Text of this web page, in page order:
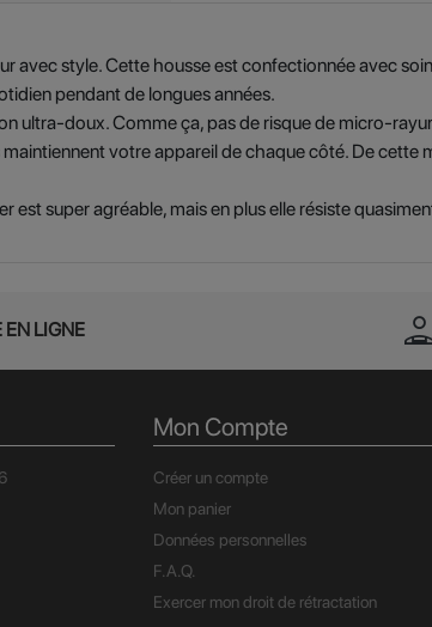
avec style. Cette housse est confectionnée avec
pendant de longues années.
ultra-doux. Comme ça, pas de risque de micro-
votre appareil de chaque côté. De
est super agréable, mais en plus elle résiste
EN LIGNE
Mon Compte
Créer un compte
Mon panier
Données personnelles
F.A.Q.
Exercer mon droit de rétractation